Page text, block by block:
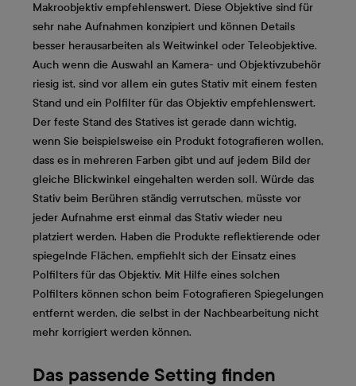
Makroobjektiv empfehlenswert. Diese Objektive sind für
sehr nahe Aufnahmen konzipiert und können Details
besser herausarbeiten als Weitwinkel oder Teleobjektive.
Auch wenn die Auswahl an Kamera- und Objektivzubehör
riesig ist, sind vor allem ein gutes Stativ mit einem festen
Stand und ein Polfilter für das Objektiv empfehlenswert.
Der feste Stand des Statives ist gerade dann wichtig,
wenn Sie beispielsweise ein Produkt fotografieren wollen,
dass es in mehreren Farben gibt und auf jedem Bild der
gleiche Blickwinkel eingehalten werden soll. Würde das
Stativ beim Berühren ständig verrutschen, müsste vor
jeder Aufnahme erst einmal das Stativ wieder neu
platziert werden. Haben die Produkte reflektierende oder
spiegelnde Flächen, empfiehlt sich der Einsatz eines
Polfilters für das Objektiv. Mit Hilfe eines solchen
Polfilters können schon beim Fotografieren Spiegelungen
entfernt werden, die selbst in der Nachbearbeitung nicht
mehr korrigiert werden können.
Das passende Setting finden